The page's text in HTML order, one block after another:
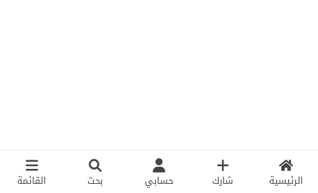
الرئيسية شارك حسابي بحث القائمة